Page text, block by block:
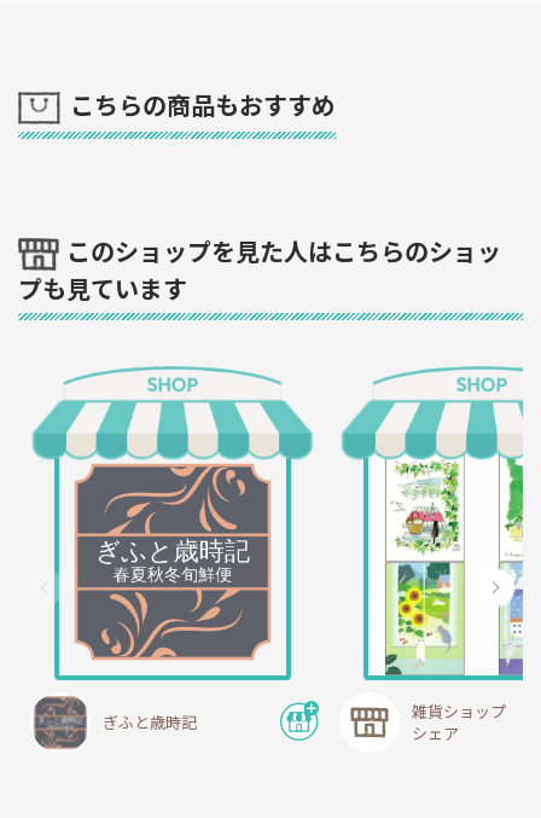
こちらの商品もおすすめ
このショップを見た人はこちらのショッ
プも見ています
ぎふと歳時記
雑貨ショップ ハ
シェア